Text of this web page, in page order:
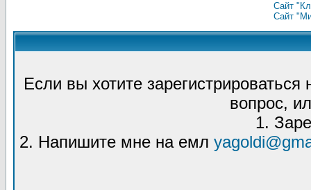
Сайт
Сайт
Если вы хотите
вопрос,
1.
2. Напишите мне на емл